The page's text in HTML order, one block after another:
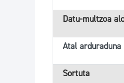
Datu-multzoa
Atal arduraduna
Sortuta